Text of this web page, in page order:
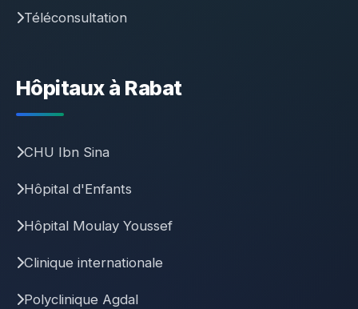
Téléconsultation
Hôpitaux à Rabat
CHU Ibn Sina
Hôpital d'Enfants
Hôpital Moulay Youssef
Clinique internationale
Polyclinique Agdal